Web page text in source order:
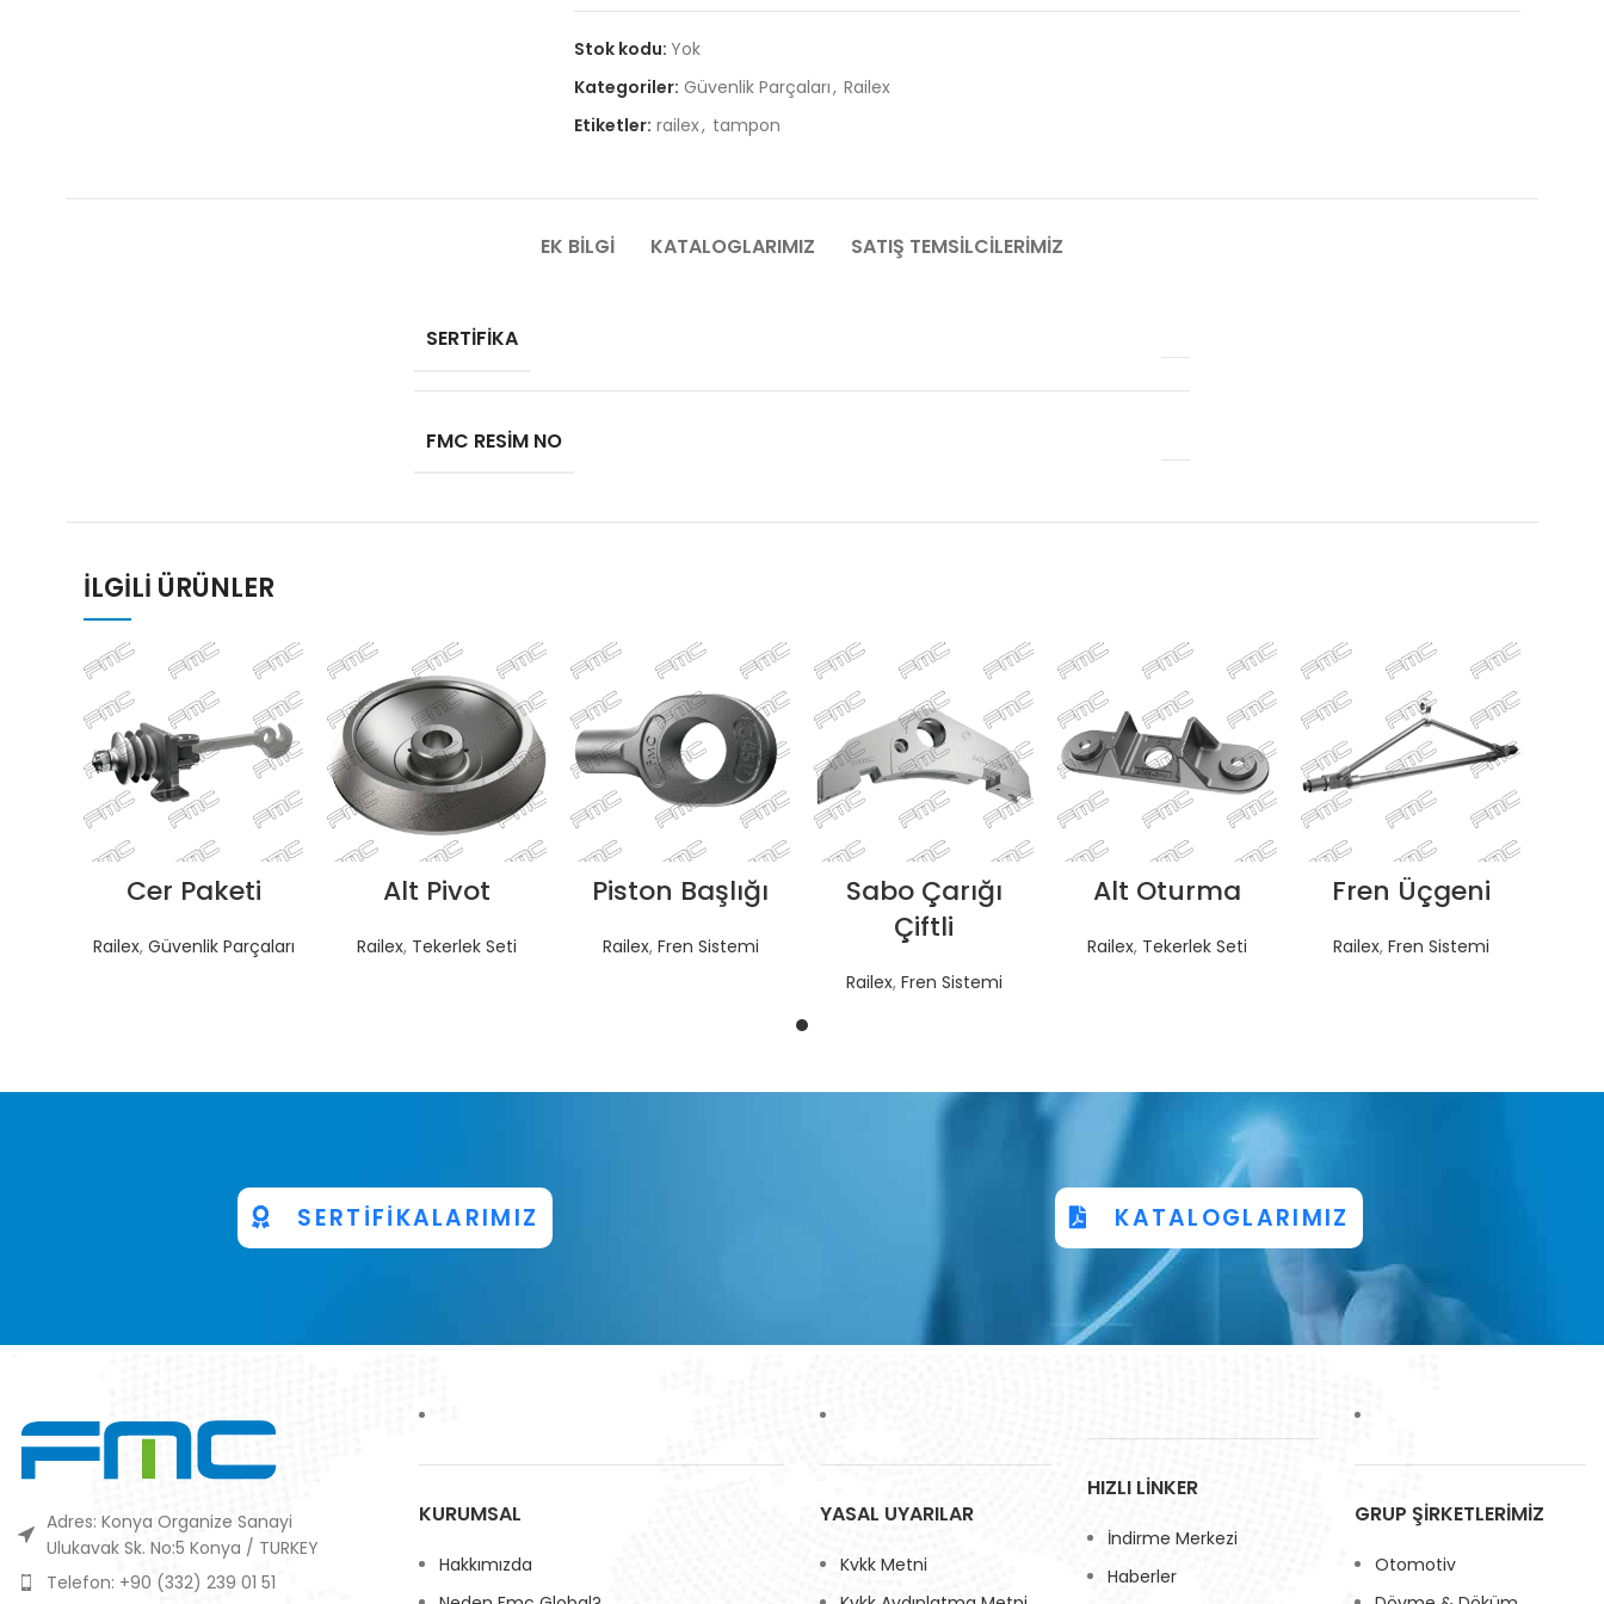
Stok kodu:Yok
Kategoriler: Güvenlik Parçaları, Railex
Etiketler: railex, tampon
EK BILGI KATALOGLARIMIZ SATIŞ TEMSILCILERIMIZ
SERTIFIKA
FMC RESIM NO
İLGILI ÜRÜNLER
TEKLIF AL
Cer Paketi
Railex, Güvenlik Parçaları
TEKLIF AL
Alt Pivot
Railex, Tekerlek Seti
TEKLIF AL
Piston Başlığı
Railex, Fren Sistemi
TEKLIF AL
Sabo Çarığı
Çiftli
Railex, Fren Sistemi
TEKLIF AL
Alt Oturma
Railex, Tekerlek Seti
TEKLIF AL
Fren Üçgeni
Railex, Fren Sistemi
SERTİFİKALARIMIZ KATALOGLARIMIZ
Adres: Konya Organize Sanayi
Ulukavak Sk. No:5 Konya / TURKEY
Telefon: +90 (332) 239 01 51
KURUMSAL
Hakkımızda
YASAL UYARILAR
Kvkk Metni
HIZLI LİNKER
İndirme Merkezi
Haberler
GRUP ŞİRKETLERİMİZ
Otomotiv